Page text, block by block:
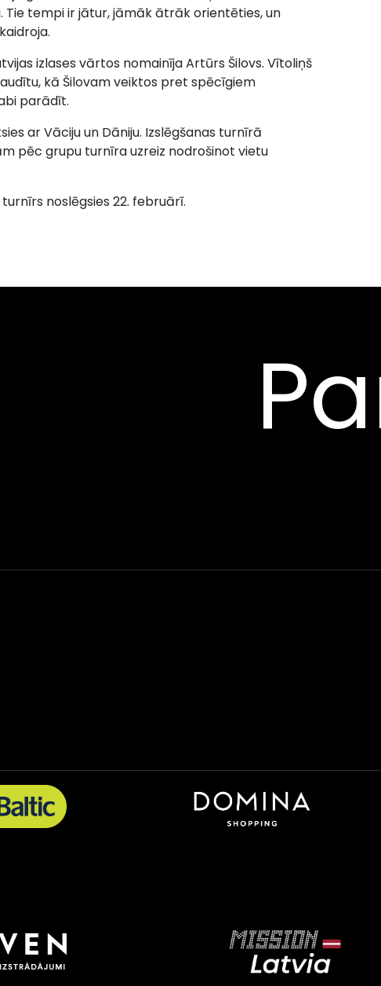
tempi ir jātur, jāmāk ātrāk orientēties, un
izlases vārtos nomainīja Artūrs Šilovs. Vītoliņš
kā Šilovam veiktos pret spēcīgiem
parādīt.
ar Vāciju un Dāniju. Izslēgšanas turnīrā
pēc grupu turnīra uzreiz nodrošinot vietu
noslēgsies 22. februārī.